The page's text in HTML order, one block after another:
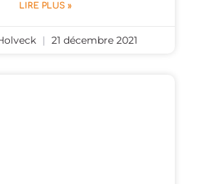
LIRE PLUS »
21 décembre 2021